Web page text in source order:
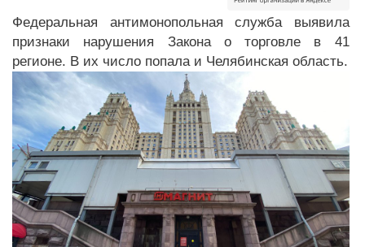
Федеральная антимонопольная служба выявила
признаки нарушения Закона о торговле в 41
регионе. В их число попала и Челябинская область.